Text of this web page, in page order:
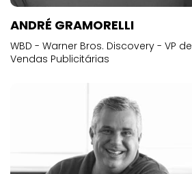
ANDRÉ GRAMORELLI
WBD - Warner Bros. Discovery - VP de
Vendas Publicitárias